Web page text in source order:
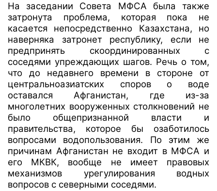
На заседании Совета МФСА была также
затронута проблема, которая пока не
касается непосредственно Казахстана, но
наверняка затронет республику, если не
предпринять скоординированных с
соседями упреждающих шагов. Речь о том,
что до недавнего времени в стороне от
центральноазиатских споров о воде
оставался Афганистан, где из-за
многолетних вооруженных столкновений не
было общепризнанной власти и
правительства, которое бы озаботилось
вопросами водопользования. По этим же
причинам Афганистан не входит в МФСА и
его МКВК, вообще не имеет правовых
механизмов урегулирования водных
вопросов с северными соседями.